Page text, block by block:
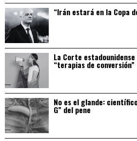
“Irán estará en la Copa
La Corte
“terapias de conversión”
No es el glande:
G” del pene